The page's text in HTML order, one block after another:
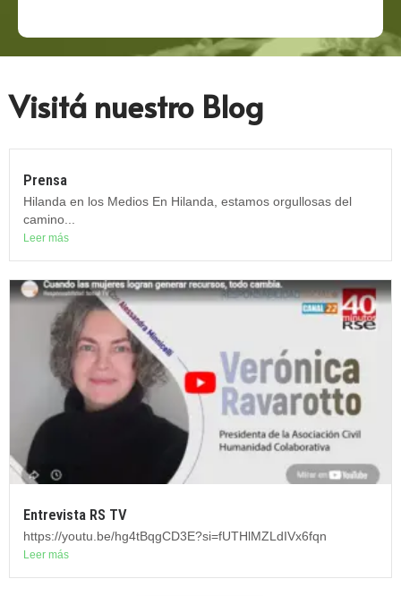
Visitá nuestro Blog
Prensa
Hilanda en los Medios En Hilanda, estamos orgullosas del
camino...
Leer más
Entrevista RS TV
https://youtu.be/hg4tBqgCD3E?si=fUTHlMZLdIVx6fqn
Leer más